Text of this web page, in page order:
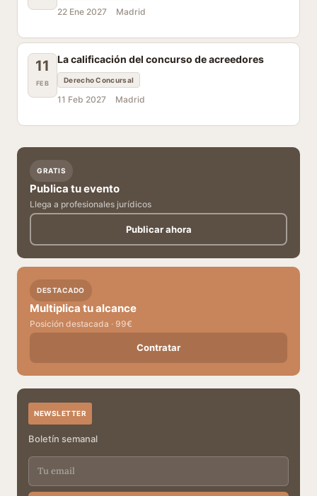
22 Ene 2027 Madrid
11
FEB
La calificación del concurso de acreedores
Derecho Concursal
11 Feb 2027 Madrid
GRATIS
Publica tu evento
Llega a profesionales jurídicos
Publicar ahora
DESTACADO
Multiplica tu alcance
Posición destacada · 99€
Contratar
NEWSLETTER
Boletín semanal